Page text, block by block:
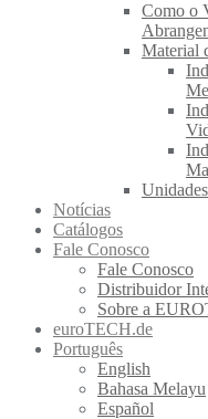
Como o
Material
Notícias
Catálogos
Fale Conosco
Fale Conosco
Distribuidor
Sobre a
euroTECH.de
Português
English
Bahasa Melayu
Español